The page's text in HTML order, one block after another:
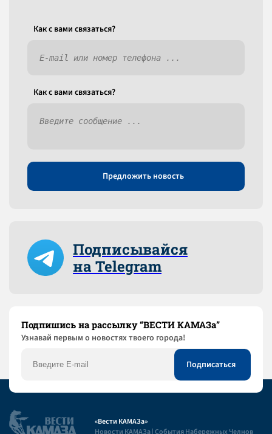
Как c вами связаться?
Как c вами связаться?
Предложить новость
Подписывайся
на Telegram
Подпишись на рассылку “ВЕСТИ КАМАЗа”
Узнaвай первым о новостях твоего города!
«Вести КАМАЗа»
Новости КАМАЗа | События Набережных Челнов